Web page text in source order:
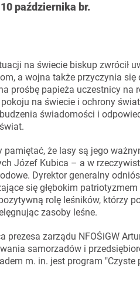
października br.
na świecie biskup zwrócił
a wojna także przyczynia
prośbę papieża uczestnicy na
na świecie i ochrony
świadomości i
że lasy są jego
Józef Kubica – a w
Dyrektor generalny
się głębokim
rolę leśników, którzy
zasoby leśne.
prezesa zarządu NFOŚiGW
samorzadów i
m. in. jest program